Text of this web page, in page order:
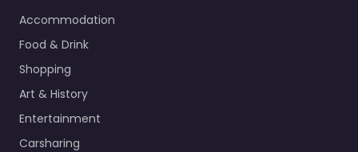
Accommodation
Food & Drink
Shopping
Art & History
Entertainment
Carsharing